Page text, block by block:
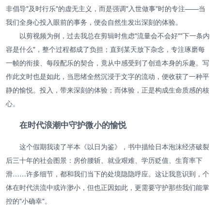
非倡导"及时行乐"的虚无主义，而是强调"入世做事"时的专注——当
我们全身心投入眼前的事务，便会自然生发出深刻的体验。
以剪视频为例，过去我总在剪辑时焦虑"流量会不会好""下一条内
容是什么"，整个过程都成了负担；直到某天放下杂念，专注琢磨每
一帧的衔接、每段配乐的契合，竟从中感受到了创造本身的乐趣。写
作此文时也是如此，当思绪全然沉浸于文字的流动，便收获了一种平
静的愉悦。投入，带来深刻的体验；而体验，正是构成生命质感的核
心。
在时代浪潮中守护微小的愉悦
这个假期我读了半本《以日为鉴》，书中描绘日本泡沫经济破裂
后三十年的社会图景：房价腰斩、就业艰难、学历贬值、生育率下
滑……许多细节，都和我们当下的处境隐隐呼应。这让我意识到，个
体在时代洪流中或许渺小，但也正因如此，更需要守护那些我们能掌
控的"小确幸"。